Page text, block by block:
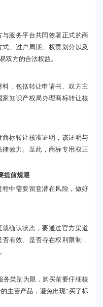
服务平台共同签署正式的商
、过户周期、权责划分以及
双方的合法权益。
，包括转让申请书、双方主
知识产权局办理商标转让核
标转让核准证明，该证明与
效力。至此，商标专用权正
提前规避
中需要留意潜在风险，做好
确认状态，要通过官方渠道
有效、是否存在权利限制，
务类别为限，购买前要仔细核
主营产品，避免出现“买了标